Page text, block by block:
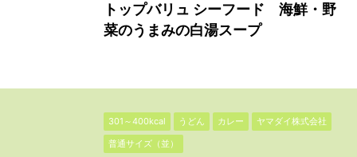
トップバリュ シーフード 海鮮・野
菜のうまみの白湯スープ
301～400kcal うどん カレー
ヤマダイ株式会社
普通サイズ（並）